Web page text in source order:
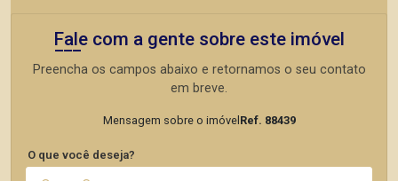
Fale com a gente sobre este imóvel
Preencha os campos abaixo e retornamos o seu contato
em breve.
Mensagem sobre o imóvel Ref. 88439
O que você deseja?